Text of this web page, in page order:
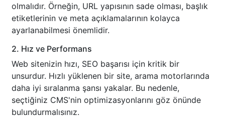
olmalıdır. Örneğin, URL yapısının sade olması, başlık
etiketlerinin ve meta açıklamalarının kolayca
ayarlanabilmesi önemlidir.
2. Hız ve Performans
Web sitenizin hızı, SEO başarısı için kritik bir
unsurdur. Hızlı yüklenen bir site, arama motorlarında
daha iyi sıralanma şansı yakalar. Bu nedenle,
seçtiğiniz CMS'nin optimizasyonlarını göz önünde
bulundurmalısınız.